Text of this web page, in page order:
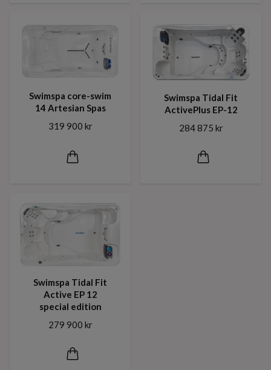
Swimspa core-swim
14 Artesian Spas
319 900 kr
Swimspa Tidal Fit
ActivePlus EP-12
284 875 kr
Swimspa Tidal Fit
Active EP 12
special edition
279 900 kr